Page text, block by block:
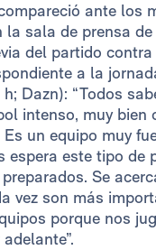
ante los
la sala de prensa de
del partido
a la
h; Dazn): “Todos
intenso, muy bien
un equipo muy
espera este tipo de
Se
vez son más
porque nos